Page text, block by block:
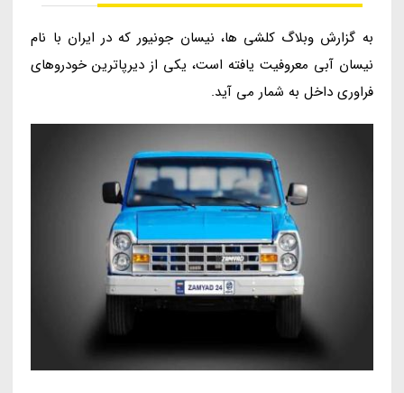
به گزارش وبلاگ کلشی ها، نیسان جونیور که در ایران با نام
نیسان آبی معروفیت یافته است، یکی از دیرپاترین خودروهای
فراوری داخل به شمار می آید.